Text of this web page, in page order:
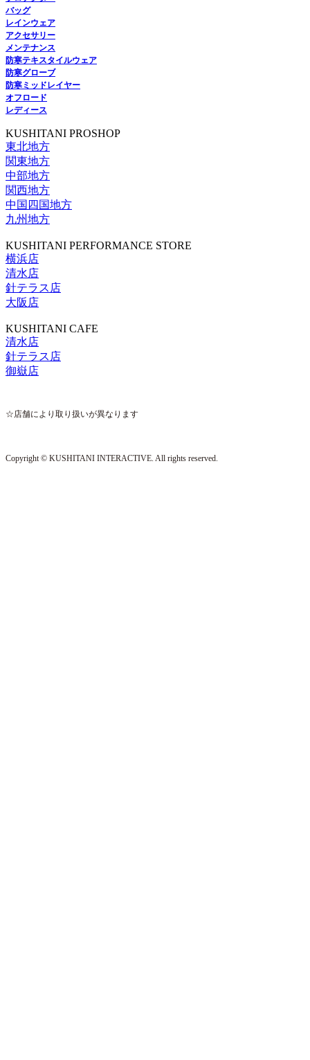
バッグ
レインウェア
アクセサリー
メンテナンス
防寒テキスタイルウェア
防寒グローブ
防寒ミッドレイヤー
オフロード
レディース
KUSHITANI PROSHOP
東北地方
関東地方
中部地方
関西地方
中国四国地方
九州地方
KUSHITANI PERFORMANCE STORE
横浜店
清水店
針テラス店
大阪店
KUSHITANI CAFE
清水店
針テラス店
御嶽店
☆店舗により取り扱いが異なります
Copyright © KUSHITANI INTERACTIVE. All rights reserved.